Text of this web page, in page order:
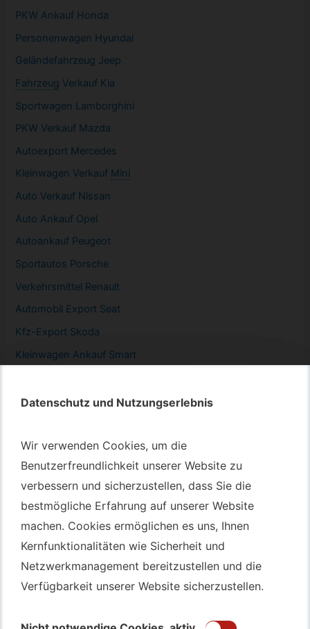
Datenschutz und Nutzungserlebnis
Wir verwenden Cookies, um die
Benutzerfreundlichkeit unserer Website zu
verbessern und sicherzustellen, dass Sie die
bestmögliche Erfahrung auf unserer Website
machen. Cookies ermöglichen es uns, Ihnen
Kernfunktionalitäten wie Sicherheit und
Netzwerkmanagement bereitzustellen und die
Verfügbarkeit unserer Website sicherzustellen.
Datenschutz und Nutzungserlebnis
Wir verwenden Cookies, um die
Benutzerfreundlichkeit unserer Website zu
verbessern und sicherzustellen, dass Sie die
bestmögliche Erfahrung auf unserer Website
machen. Cookies ermöglichen es uns, Ihnen
Kernfunktionalitäten wie Sicherheit und
Netzwerkmanagement bereitzustellen und die
Verfügbarkeit unserer Website sicherzustellen.
PKW Ankauf Honda
Personenwagen Hyundai
Geländefahrzeug Jeep
Fahrzeug Verkauf Kia
Sportwagen Lamborghini
PKW Verkauf Mazda
Autoexport Mercedes
Kleinwagen Verkauf Mini
Auto Verkauf Nissan
Auto Ankauf Opel
Autoankauf Peugeot
Sportautos Porsche
Verkehrsmittel Renault
Automobil
Export Seat
Kfz-Export Skoda
Kleinwagen Ankauf Smart
Autotransport Bochum
Autotransport Düsseldorf
Autotransport Essen
Autoexport Gelsenkirchen
GebrauchtwagenAnkauf Bochum